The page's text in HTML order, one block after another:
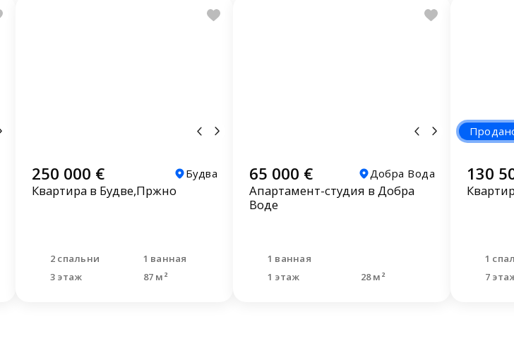
250 000 € Будва
Квартира в Будве,Пржно
2 спальни
1 ванная
3 этаж
87 м²
65 000 € Добра Вода
Апартамент-студия в Добра
Воде
1 ванная
1 этаж
28 м²
130
1
7